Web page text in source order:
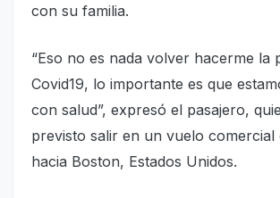
con su familia.
“Eso no es nada volver hacerme la
Covid19, lo importante es que
con salud”, expresó el pasajero,
previsto salir en un vuelo comercial
hacia Boston, Estados Unidos.